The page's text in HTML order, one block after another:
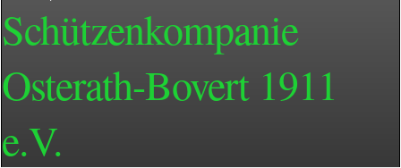
Schützenkompanie
Osterath-Bovert 1911
e.V.